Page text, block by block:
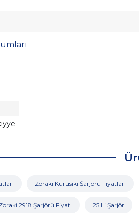
Zoraki Kurusıkı Şarjörü Fiyatları
2918 Şarjörü Fiyatı 25 Li Şarjör